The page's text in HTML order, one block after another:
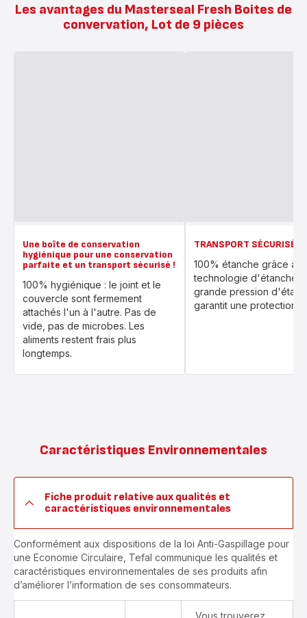
Les avantages du Masterseal Fresh Boites de
convervation, Lot de 9 pièces
Une boîte de conservation
hygiénique pour une conservation
parfaite et un transport sécurisé !
100% hygiénique : le joint et le
couvercle sont fermement
attachés l'un à l'autre. Pas de
vide, pas de microbes. Les
aliments restent frais plus
longtemps.
TRANSPORT SÉCURISÉ
100% étanche grâce à la
technologie
grande pression
garantit une protection
Caractéristiques Environnementales
Fiche produit relative aux qualités et
caractéristiques environnementales
Conformément aux dispositions de la loi Anti-Gaspillage pour
une Economie Circulaire, Tefal communique les qualités et
caractéristiques environnementales de ses produits afin
d’améliorer l’information de ses consommateurs.
Vous trouverez